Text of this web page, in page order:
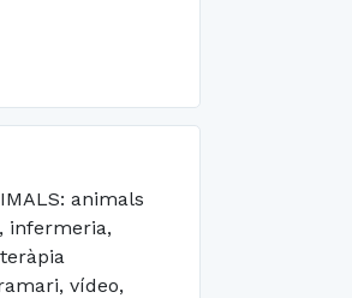
animals
infermeria,
vídeo,